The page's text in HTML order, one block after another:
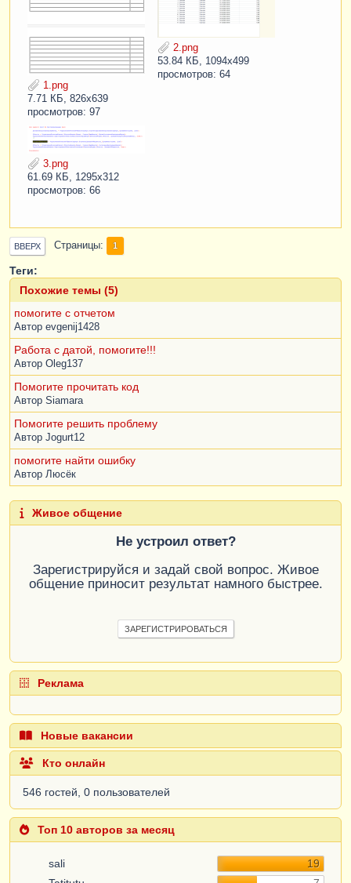
1.png
7.71 КБ, 826x639
просмотров: 97
2.png
53.84 КБ, 1094x499
просмотров: 64
3.png
61.69 КБ, 1295x312
просмотров: 66
ВВЕРХ Страницы 1
Теги:
Похожие темы (5)
помогите с отчетом
Автор evgenij1428
Работа с датой, помогите!!!
Автор Oleg137
Помогите прочитать код
Автор Siamara
Помогите решить проблему
Автор Jogurt12
помогите найти ошибку
Автор Люсёк
Живое общение
Не устроил ответ?
Зарегистрируйся и задай свой вопрос. Живое
общение приносит результат намного быстрее.
ЗАРЕГИСТРИРОВАТЬСЯ
Реклама
Новые вакансии
Кто онлайн
546 гостей, 0 пользователей
Топ 10 авторов за месяц
sali
19